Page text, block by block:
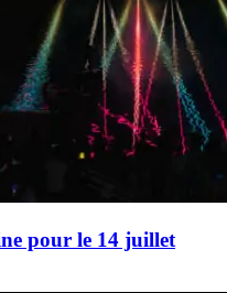
pour le 14 juillet